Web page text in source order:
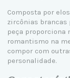
Composta por
zircônias brancas
peça proporciona
romantismo na
compor com
personalidade.